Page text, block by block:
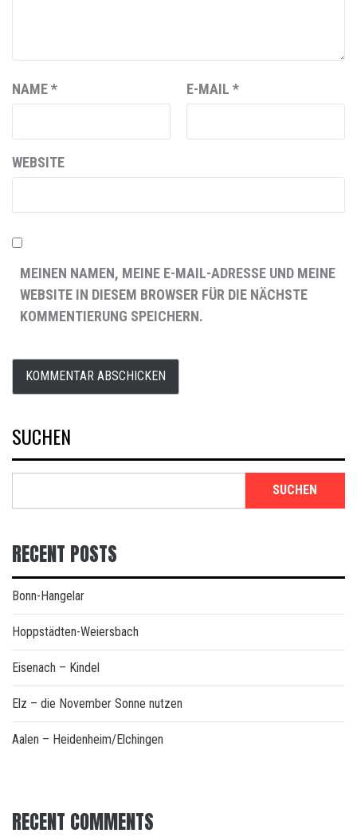
NAME* E-MAIL *
WEBSITE
MEINEN NAMEN, MEINE E-MAIL-ADRESSE UND MEINE
WEBSITE IN DIESEM BROWSER FÜR DIE NÄCHSTE
KOMMENTIERUNG SPEICHERN.
SUCHEN
SUCHEN
RECENT POSTS
Bonn-Hangelar
Hoppstädten-Weiersbach
Eisenach – Kindel
Elz – die November Sonne nutzen
Aalen – Heidenheim/Elchingen
RECENT COMMENTS